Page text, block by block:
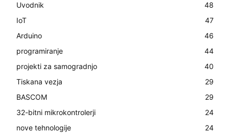
Uvodnik
48
IoT
47
Arduino
46
programiranje
44
projekti za samogradnjo
40
Tiskana vezja
29
BASCOM
29
32-bitni mikrokontrolerji
24
nove tehnologije
24